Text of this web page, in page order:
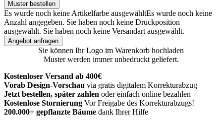
Muster bestellen
Es wurde noch keine Artikelfarbe ausgewähltEs wurde noch keine
Anzahl angegeben. Sie haben noch keine Druckposition
ausgewählt. Sie haben noch keine Versandart ausgewählt.
Angebot anfragen
Sie können Ihr Logo im Warenkorb hochladen
Muster werden immer unbedruckt geliefert.
Kostenloser Versand ab 400€
Vorab Design-Vorschau via gratis digitalem Korrekturabzug
Jetzt bestellen, später zahlen oder einfach online bezahlen
Kostenlose Stornierung Vor Freigabe des Korrekturabzugs!
200.000+ gepflanzte Bäume dank Ihrer Hilfe